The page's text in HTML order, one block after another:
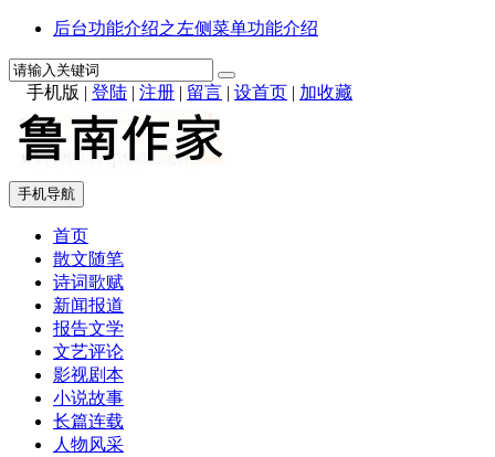
后台功能介绍之左侧菜单功能介绍
手机版 | 登陆 | 注册 | 留言 | 设首页 | 加收藏
手机导航
首页
散文随笔
诗词歌赋
新闻报道
报告文学
文艺评论
影视剧本
小说故事
长篇连载
人物风采